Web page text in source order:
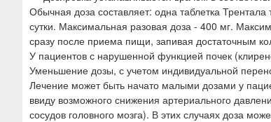
Обычная доза составляет: одна таблетка
сутки. Максимальная разовая доза - 400 мг.
сразу после приема пищи, запивая достаточным
У пациентов с нарушенной функцией почек
Уменьшение дозы, с учетом индивидуальной
Лечение может быть начато малыми дозами у
ввиду возможного снижения артериального
сосудов головного мозга). В этих случаях доза